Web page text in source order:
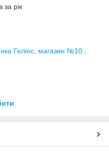
за рік
Геліос, магазин №10.,